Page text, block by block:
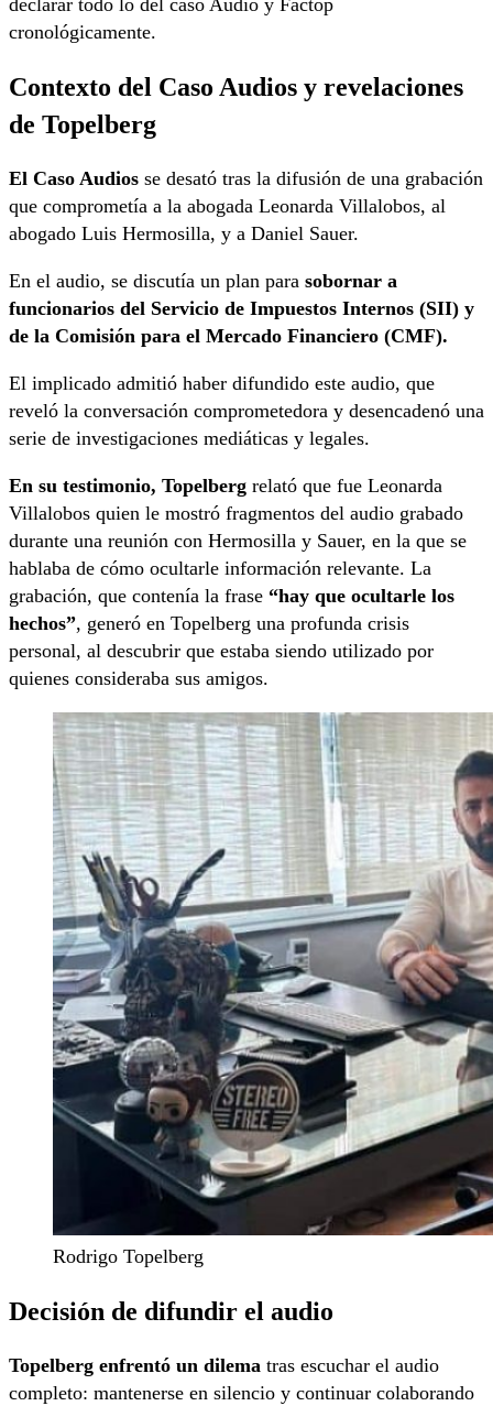
cronológicamente.
Contexto del Caso Audios y revelaciones
de Topelberg
El Caso Audios se desató tras la difusión de una grabación
que comprometía a la abogada Leonarda Villalobos, al
abogado Luis Hermosilla, y a Daniel Sauer.
En el audio, se discutía un plan para sobornar a
funcionarios del Servicio de Impuestos Internos (SII) y
de la Comisión para el Mercado Financiero (CMF).
El implicado admitió haber difundido este audio, que
reveló la conversación comprometedora y desencadenó una
serie de investigaciones mediáticas y legales.
En su testimonio, Topelberg relató que fue Leonarda
Villalobos quien le mostró fragmentos del audio grabado
durante una reunión con Hermosilla y Sauer, en la que se
hablaba de cómo ocultarle información relevante. La
grabación, que contenía la frase “hay que ocultarle los
hechos”, generó en Topelberg una profunda crisis
personal, al descubrir que estaba siendo utilizado por
quienes consideraba sus amigos.
Rodrigo Topelberg
Decisión de difundir el audio
Topelberg enfrentó un dilema tras escuchar el audio
completo: mantenerse en silencio y continuar colaborando